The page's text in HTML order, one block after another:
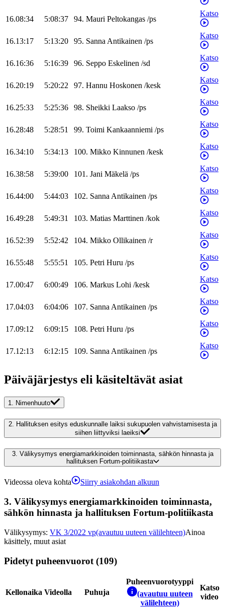
16.08:34 5:08:37 94. Mauri Peltokangas /ps
Katso
16.13:17 5:13:20 95. SannaAntikainen /ps
Katso
16.16:36 5:16:39 96. Seppo Eskelinen /sd
Katso
16.20:19 5:20:22 97. Hannu Hoskonen /kesk
Katso
16.25:33 5:25:36 98. Sheikki Laakso /ps
Katso
16.28:48 5:28:51 99. Toimi Kankaanniemi /ps
Katso
16.34:10 5:34:13 100. Mikko Kinnunen /kesk
Katso
16.38:58 5:39:00 101. Jani Mäkelä /ps
Katso
16.44:00 5:44:03 102. SannaAntikainen /ps
Katso
16.49:28 5:49:31 103. Matias Marttinen /kok
Katso
16.52:39 5:52:42 104. Mikko Ollikainen /r
Katso
16.55:48 5:55:51 105. Petri Huru /ps
Katso
17.00:47 6:00:49 106. Markus Lohi /kesk
Katso
17.04:03 6:04:06 107. SannaAntikainen /ps
Katso
17.09:12 6:09:15 108. Petri Huru /ps
Katso
17.12:13 6:12:15 109. SannaAntikainen /ps
Katso
Päiväjärjestys eli käsiteltävät asiat
1. Nimenhuuto
2. Hallituksen esitys eduskunnalle laiksi sukupuolen vahvistamisesta ja
siihen liittyviksi laeiksi
3. Välikysymys energiamarkkinoiden toiminnasta, sähkön hinnasta ja
hallituksen Fortum-politiikasta
Videossa oleva kohta Siirry asiakohdan alkuun
3. Välikysymys energiamarkkinoiden toiminnasta,
sähkön hinnasta ja hallituksen Fortum-politiikasta
Välikysymys: VK 3/2022 vp(avautuu uuteen välilehteen)Ainoa
käsittely, muut asiat
Pidetyt puheenvuorot (109)
Kellonaika Videolla Puhuja
Puheenvuorotyyppi
(avautuu uuteen
välilehteen)
Katso
video